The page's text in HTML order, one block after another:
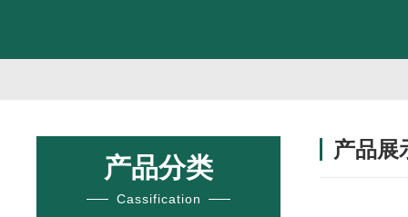
产品分类
Cassification
产品展